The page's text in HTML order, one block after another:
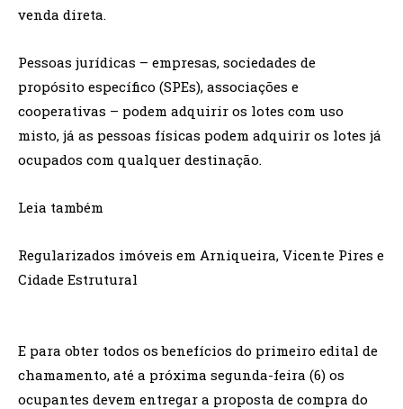
venda direta.
Pessoas jurídicas – empresas, sociedades de
propósito específico (SPEs), associações e
cooperativas – podem adquirir os lotes com uso
misto, já as pessoas físicas podem adquirir os lotes já
ocupados com qualquer destinação.
Leia também
Regularizados imóveis em Arniqueira, Vicente Pires e
Cidade Estrutural
E para obter todos os benefícios do primeiro edital de
chamamento, até a próxima segunda-feira (6) os
ocupantes devem entregar a proposta de compra do